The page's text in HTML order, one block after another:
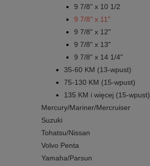
9 7/8" x 10 1/2
9 7/8" x 11"
9 7/8" x 12"
9 7/8" x 13"
9 7/8" x 14 1/4"
35-60 KM (13-wpust)
75-130 KM (15-wpust)
135 KM i więcej (15-wpust)
Mercury/Mariner/Mercruiser
Suzuki
Tohatsu/Nissan
Volvo Penta
Yamaha/Parsun